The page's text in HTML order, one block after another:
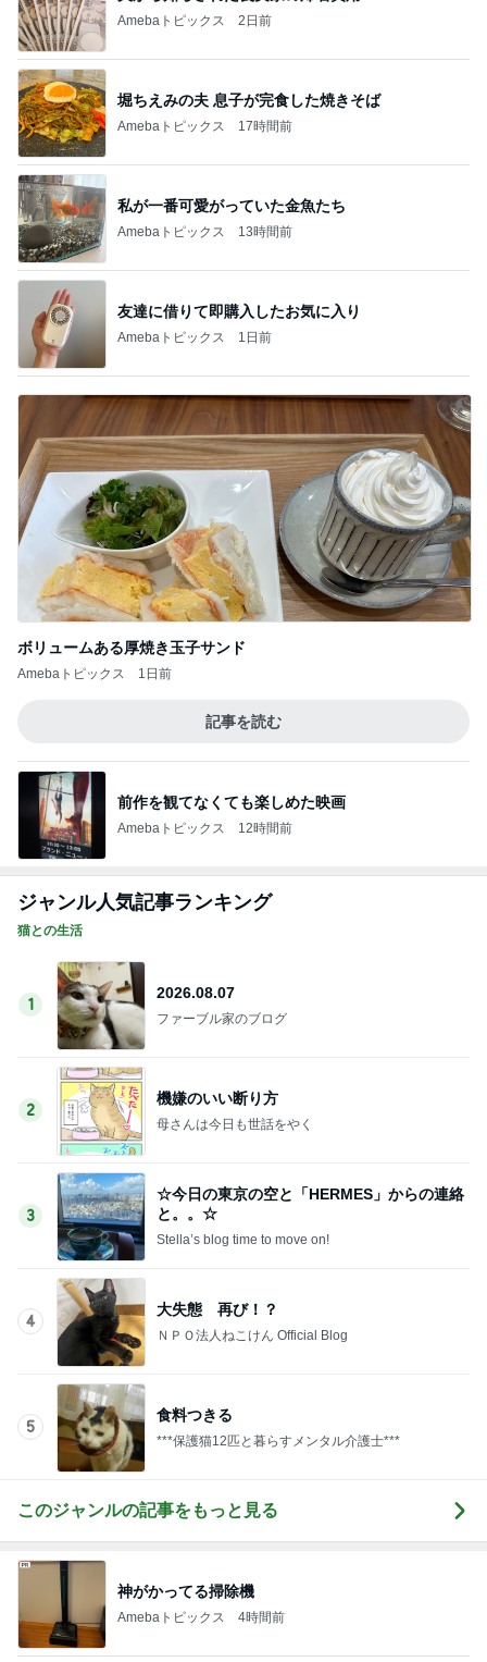
Amebaトピックス 2日前
堀ちえみの夫 息子が完食した焼きそば
Amebaトピックス 17時間前
私が一番可愛がっていた金魚たち
Amebaトピックス 13時間前
友達に借りて即購入したお気に入り
Amebaトピックス 1日前
ボリュームある厚焼き玉子サンド
Amebaトピックス 1日前
記事を読む
前作を観てなくても楽しめた映画
Amebaトピックス 12時間前
ジャンル人気記事ランキング
猫との生活
1
2026.08.07
ファーブル家のブログ
2
機嫌のいい断り方
母さんは今日も世話をやく
3
☆今日の東京の空と「HERMES」からの連絡
と。。☆
Stella’s blog time to move on!
4
大失態 再び！？
ＮＰＯ法人ねこけん Official Blog
5
食料つきる
***保護猫12匹と暮らすメンタル介護士***
このジャンルの記事をもっと見る
神がかってる掃除機
Amebaトピックス 4時間前